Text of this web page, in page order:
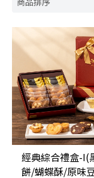
經典綜合禮盒-I(
餅/蝴蝶酥/原味